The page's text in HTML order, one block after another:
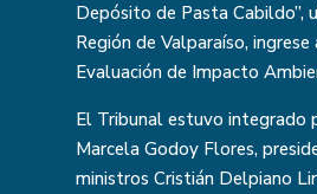
Depósito de Pasta Cabildo”,
Región de Valparaíso,
Evaluación de Impacto
El Tribunal estuvo integrado
Marcela Godoy Flores,
ministros Cristián Delpiano